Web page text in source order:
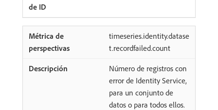
timeseries.identity.datase
t.recordfailed.count
Número de registros con
error de Identity Service,
para un conjunto de
datos o para todos ellos.